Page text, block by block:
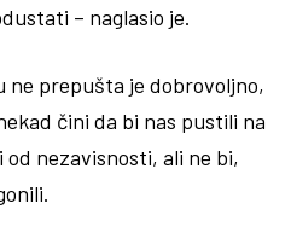
– naglasio je.
ne prepušta je dobrovoljno,
čini da bi nas pustili na
nezavisnosti, ali ne bi,